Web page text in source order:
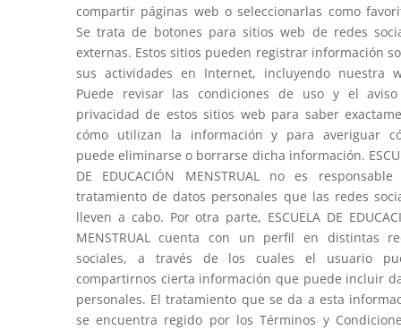
compartir páginas web o seleccionarlas como
Se trata de botones para sitios web de redes
externas. Estos sitios pueden registrar información
sus actividades en Internet, incluyendo nuestra
Puede revisar las condiciones de uso y el
privacidad de estos sitios web para saber
cómo utilizan la información y para averiguar
puede eliminarse o borrarse dicha información.
DE EDUCACIÓN MENSTRUAL no es
tratamiento de datos personales que las redes
lleven a cabo. Por otra parte, ESCUELA DE
MENSTRUAL cuenta con un perfil en distintas
sociales, a través de los cuales el usuario
compartirnos cierta información que puede incluir
personales. El tratamiento que se da a esta
se encuentra regido por los Términos y